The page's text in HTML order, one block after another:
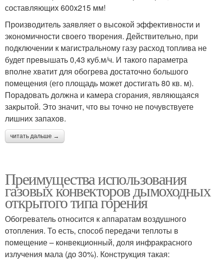
составляющих 600x215 мм!
Производитель заявляет о высокой эффективности и
экономичности своего творения. Действительно, при
подключении к магистральному газу расход топлива не
будет превышать 0,43 куб.м/ч. И такого параметра
вполне хватит для обогрева достаточно большого
помещения (его площадь может достигать 80 кв. м).
Порадовать должна и камера сгорания, являющаяся
закрытой. Это значит, что вы точно не почувствуете
лишних запахов.
читать дальше →
Преимущества использования
газовых конвекторов дымоходных
открытого типа горения
Обогреватель относится к аппаратам воздушного
отопления. То есть, способ передачи теплоты в
помещение – конвекционный, доля инфракрасного
излучения мала (до 30%). Конструкция такая: